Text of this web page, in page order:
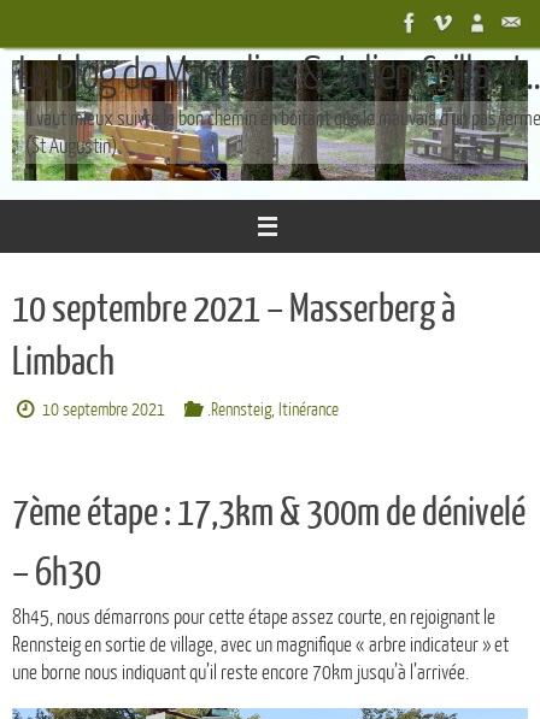
contenu
Le blog de Marceline & Julien Coillard
Il vaut mieux suivre le bon chemin en boîtant que le mauvais d'un pas ferme
(St Augustin)
10 septembre 2021 – Masserberg à
Limbach
10 septembre 2021 .Rennsteig, Itinérance
7ème étape : 17,3km & 300m de dénivelé
– 6h30
8h45, nous démarrons pour cette étape assez courte, en rejoignant le
Rennsteig en sortie de village, avec un magnifique « arbre indicateur » et
une borne nous indiquant qu’il reste encore 70km jusqu’à l’arrivée.